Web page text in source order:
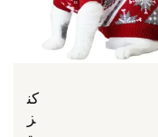
كن
ز